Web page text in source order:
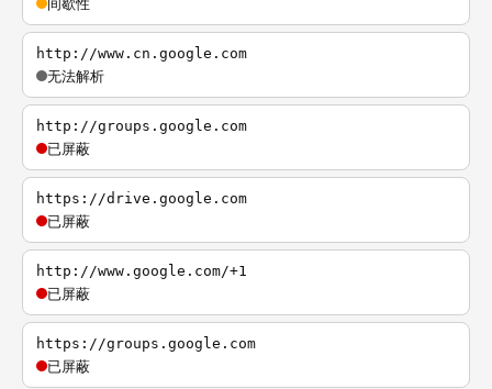
http://www.cn.google.com
无法解析
http://groups.google.com
已屏蔽
https://drive.google.com
已屏蔽
http://www.google.com/+1
已屏蔽
https://groups.google.com
已屏蔽